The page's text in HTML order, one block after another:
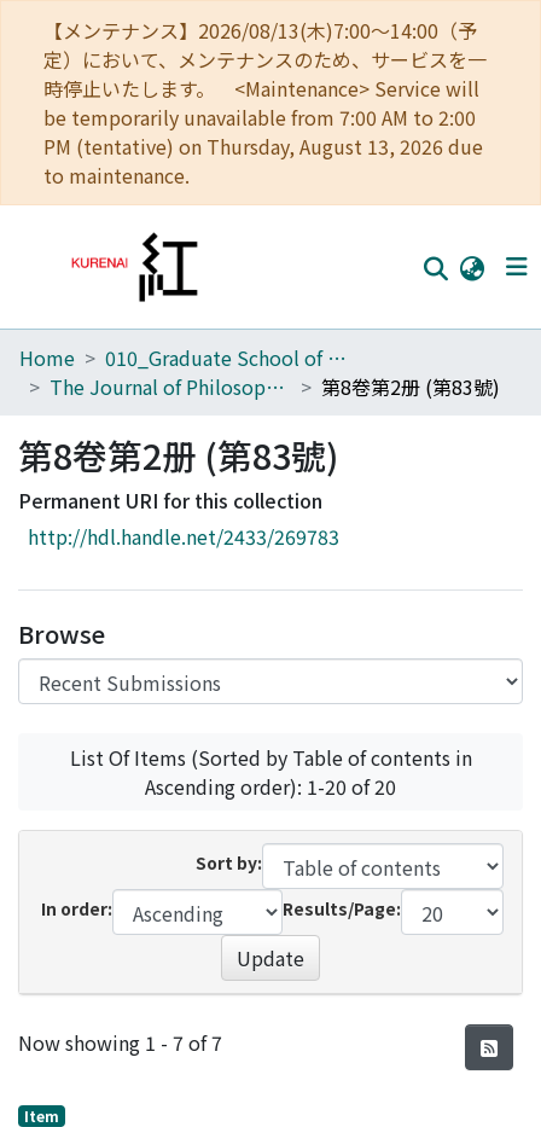
【メンテナンス】2026/08/13(木)7:00～14:00（予
定）において、メンテナンスのため、サービスを一
時停止いたします。 <Maintenance> Service will
be temporarily unavailable from 7:00 AM to 2:00
PM (tentative) on Thursday, August 13, 2026 due
to maintenance.
Home
Browse
Download Ranking
Access Statistics
Home
010_Graduate School of Letters
The Journal of Philosophical Studies
第8卷第2册 (第83號)
第8卷第2册 (第83號)
Permanent URI for this collection
http://hdl.handle.net/2433/269783
Browse
List Of Items (Sorted by Table of contents in
Ascending order): 1-20 of 20
Sort by:
In order:
Results/Page:
Update
Recent Submissions
Now showing 1 - 7 of 7
Item